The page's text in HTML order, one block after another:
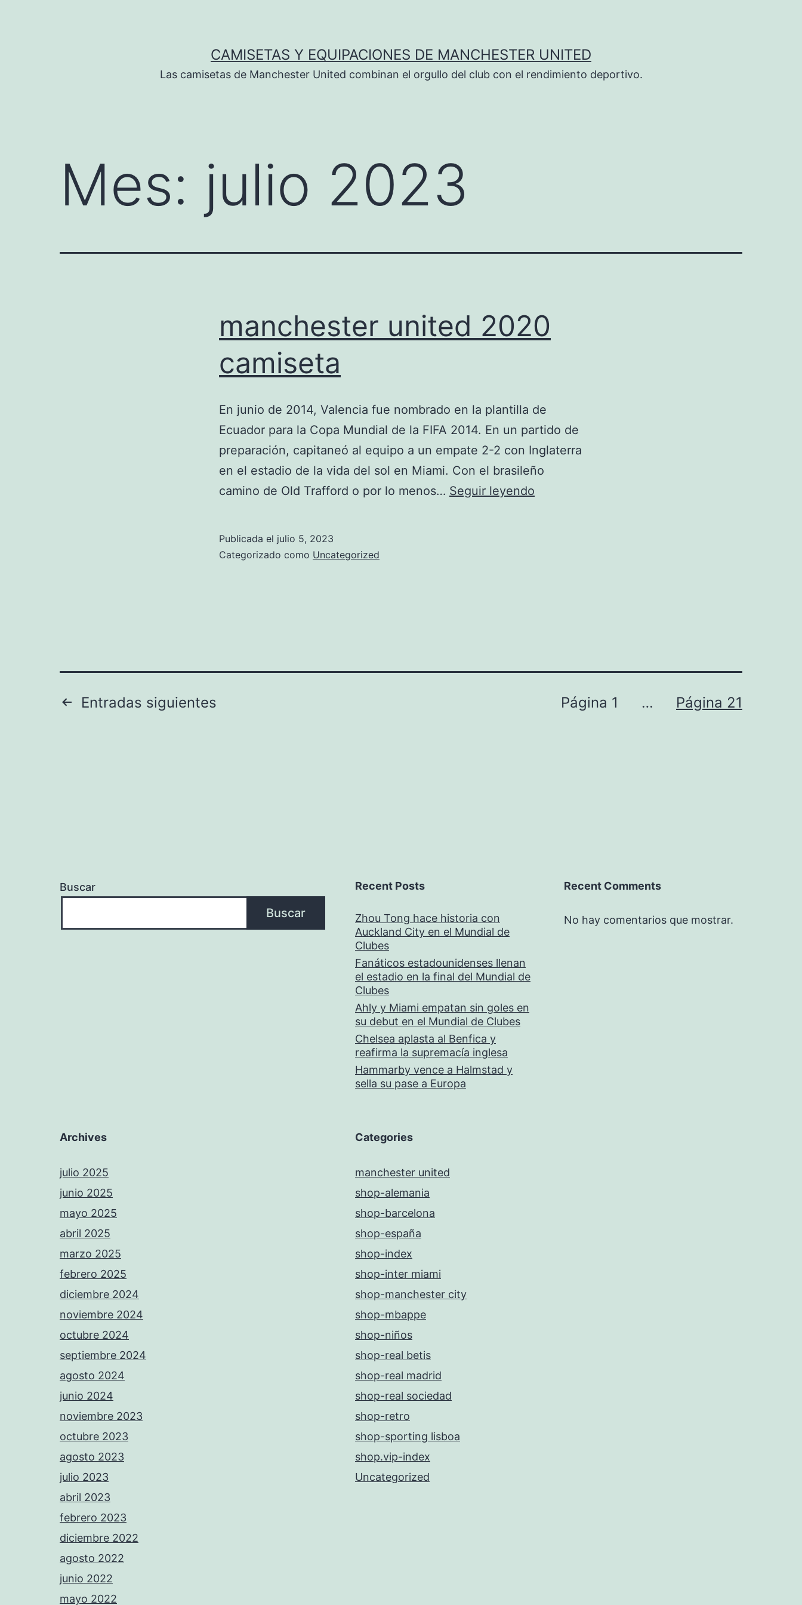
CAMISETAS Y EQUIPACIONES DE MANCHESTER UNITED
Las camisetas de Manchester United combinan el orgullo del club con el rendimiento deportivo.
Mes: julio 2023
manchester united 2020
camiseta
En junio de 2014, Valencia fue nombrado en la plantilla de
Ecuador para la Copa Mundial de la FIFA 2014. En un partido de
preparación, capitaneó al equipo a un empate 2-2 con Inglaterra
en el estadio de la vida del sol en Miami. Con el brasileño
camino de Old Trafford o por lo menos… Seguir leyendo
Publicada el julio 5, 2023
Categorizado como Uncategorized
Paginación
Entradas siguientes Página 1 … Página 21
Buscar
Buscar
Recent Posts
Zhou Tong hace historia con
Auckland City en el Mundial de
Clubes
Fanáticos estadounidenses llenan
el estadio en la final del Mundial de
Clubes
Ahly y Miami empatan sin goles en
su debut en el Mundial de Clubes
Chelsea aplasta al Benfica y
reafirma la supremacía inglesa
Hammarby vence a Halmstad y
sella su pase a Europa
Recent Comments
No hay comentarios que mostrar.
Archives
julio 2025
junio 2025
mayo 2025
abril 2025
marzo 2025
febrero 2025
diciembre 2024
noviembre 2024
octubre 2024
septiembre 2024
agosto 2024
junio 2024
noviembre 2023
octubre 2023
agosto 2023
julio 2023
abril 2023
febrero 2023
diciembre 2022
agosto 2022
junio 2022
mayo 2022
Categories
manchester united
shop-alemania
shop-barcelona
shop-españa
shop-index
shop-inter miami
shop-manchester city
shop-mbappe
shop-niños
shop-real betis
shop-real madrid
shop-real sociedad
shop-retro
shop-sporting lisboa
shop.vip-index
Uncategorized